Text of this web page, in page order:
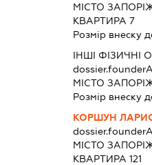
МІСТО
КВАРТИРА 7
Розмір внеску
ІНШІ ФІЗИЧНІ
МІСТО
Розмір внеску
КОРШУН
МІСТО
КВАРТИРА 121